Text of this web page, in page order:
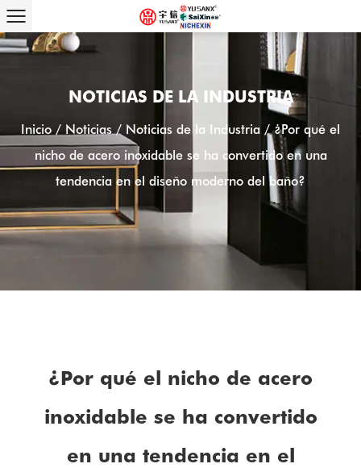
NOTICIAS DE LA INDUSTRIA
Inicio / Noticias/ Noticias de la Industria /¿Por qué el
nicho de acero inoxidable se ha convertido en una
tendencia en el diseño moderno del baño?
¿Por qué el nicho de acero
inoxidable se ha convertido
en una tendencia en el